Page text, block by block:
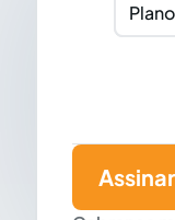
Assinar